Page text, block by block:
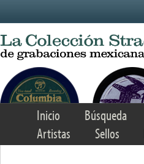
Inicio Búsqueda
Artistas
Sellos